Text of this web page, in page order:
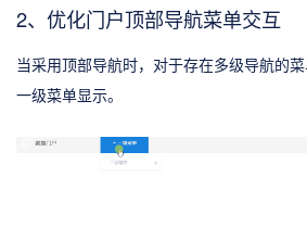
2、优化门户顶部导航菜单交互
当采用顶部导航时，对于存在多级导航的
一级菜单显示。